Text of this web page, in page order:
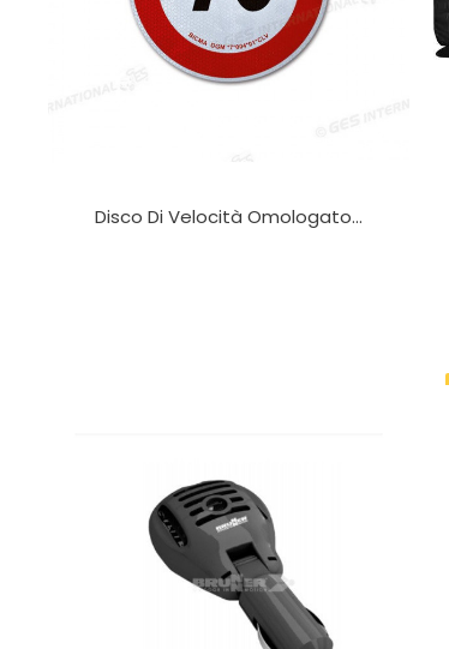
Disco Di Velocità Omologato...